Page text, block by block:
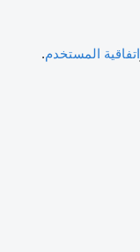
اتفاقية المستخدم.